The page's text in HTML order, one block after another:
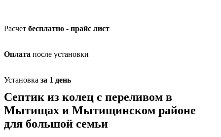
Расчет бесплатно - прайс лист
Оплата после установки
Установка за 1 день
Септик из колец с переливом в
Мытищах и Мытищинском районе
для большой семьи